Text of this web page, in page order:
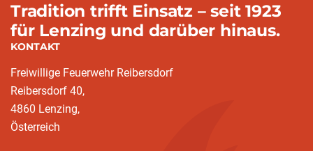
Tradition trifft Einsatz – seit 1923
für Lenzing und darüber hinaus.
KONTAKT
Freiwillige Feuerwehr Reibersdorf
Reibersdorf 40,
4860 Lenzing,
Österreich